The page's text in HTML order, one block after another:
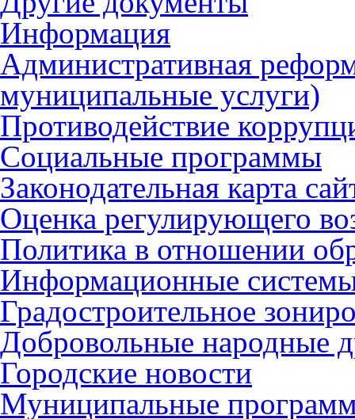
Информация
Административная
муниципальные услуги)
Противодействие
Социальные программы
Законодательная карта
Оценка регулирующего
Политика в отношении
Информационные
Градостроительное
Добровольные народные
Городские новости
Муниципальные